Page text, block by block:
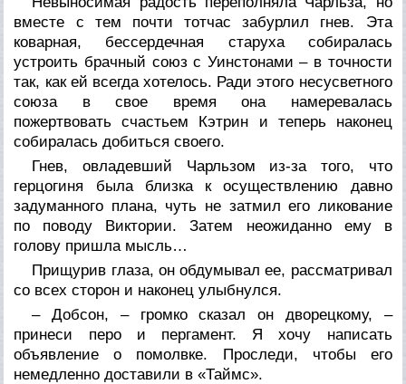
вместе с тем почти тотчас забурлил гнев. Эта
коварная, бессердечная старуха собиралась
устроить брачный союз с Уинстонами – в точности
так, как ей всегда хотелось. Ради этого несусветного
союза в свое время она намеревалась
пожертвовать счастьем Кэтрин и теперь наконец
собиралась добиться своего.
Гнев, овладевший Чарльзом из-за того, что
герцогиня была близка к осуществлению давно
задуманного плана, чуть не затмил его ликование
по поводу Виктории. Затем неожиданно ему в
голову пришла мысль…
Прищурив глаза, он обдумывал ее, рассматривал
со всех сторон и наконец улыбнулся.
– Добсон, – громко сказал он дворецкому, –
принеси перо и пергамент. Я хочу написать
объявление о помолвке. Проследи, чтобы его
немедленно доставили в «Таймс».